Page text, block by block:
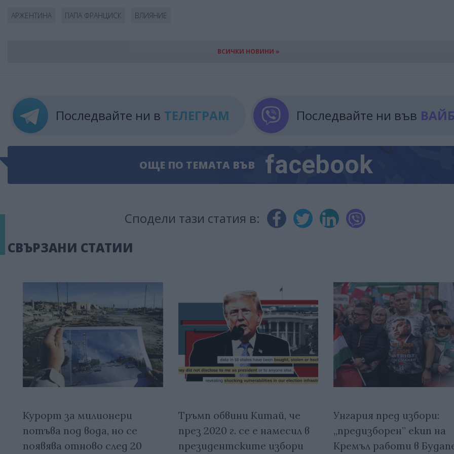
АРЖЕНТИНА ПАПА ФРАНЦИСК ВЛИЯНИЕ
ВСИЧКИ НОВИНИ »
Последвайте ни в ТЕЛЕГРАМ Последвайте ни във
ОЩЕ ПО ТЕМАТА ВЪВ facebook
Сподели тази статия в:
СВЪРЗАНИ СТАТИИ
Курорт за милионери
потъва под вода, но се
появява отново след 20
Тръмп обвини Китай, че
през 2020 г. се е намесил в
президентските избори
Унгария пред избори:
„предизборен” екип на
Кремъл работи в